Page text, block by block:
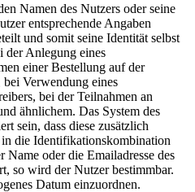
Namen des Nutzers oder seine
entsprechende Angaben
und somit seine Identität selbst
der Anlegung eines
einer Bestellung auf der
bei Verwendung eines
bei der Teilnahmen an
ähnlichem. Das System des
sein, dass diese zusätzlich
die Identifikationskombination
oder die Emailadresse des
so wird der Nutzer bestimmbar.
Datum einzuordnen.